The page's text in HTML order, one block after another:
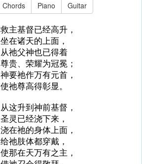
Chords Piano Guitar
救主基督已经高升，
坐在诸天的上面，
从祂父神也已得着
尊贵、荣耀为冠冕；
神要祂作万有元首，
使祂尊高得彰显。
从这升到神前基督，
圣灵已经浇下来，
浇在祂的身体上面，
给祂肢体都穿戴，
使那在天万有之主，